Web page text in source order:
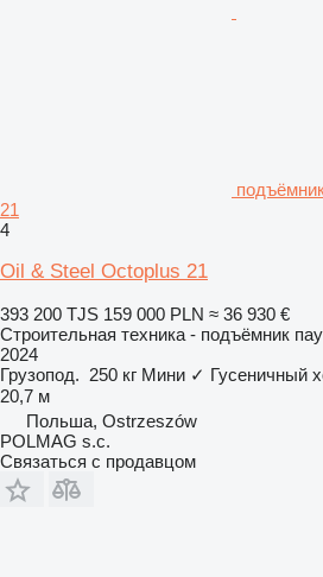
21
4
Oil & Steel Octoplus 21
393 200 TJS 159 000 PLN ≈ 36 930 €
Строительная техника - подъёмник
2024
Грузопод. 250 кг Мини ✓ Гусеничный
20,7 м
Польша, Ostrzeszów
POLMAG s.c.
Связаться с продавцом